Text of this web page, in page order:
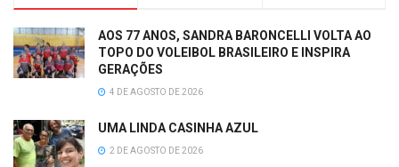
AOS 77 ANOS, SANDRA BARONCELLI VOLTA AO
TOPO DO VOLEIBOL BRASILEIRO E INSPIRA
GERAÇÕES
4 DE AGOSTO DE 2026
UMA LINDA CASINHA AZUL
2 DE AGOSTO DE 2026